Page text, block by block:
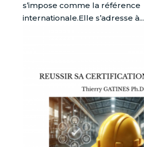
s’impose comme la référence
internationale.Elle s’adresse à...